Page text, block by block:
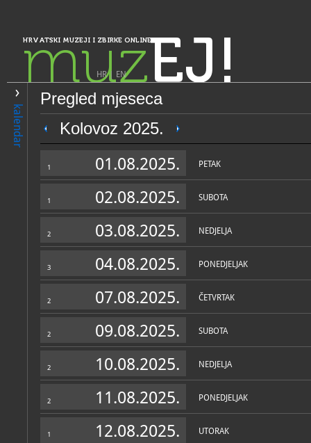
HRVATSKI MUZEJI I ZBIRKE ONLINE
muzEJ!
HR| EN
kalendar
Pregled mjeseca
Kolovoz 2025.
1 01.08.2025. PETAK
1 02.08.2025. SUBOTA
2 03.08.2025. NEDJELJA
3 04.08.2025. PONEDJELJAK
2 07.08.2025. ČETVRTAK
2 09.08.2025. SUBOTA
2 10.08.2025. NEDJELJA
2 11.08.2025. PONEDJELJAK
1 12.08.2025. UTORAK
PRETRAŽIVANJE
Istra, Kvarner, Gorski kotar i Lika
Nacionalni park Brijuni -
zaštitu kulturnih dobara
OPĆI PODACI
Zbirke